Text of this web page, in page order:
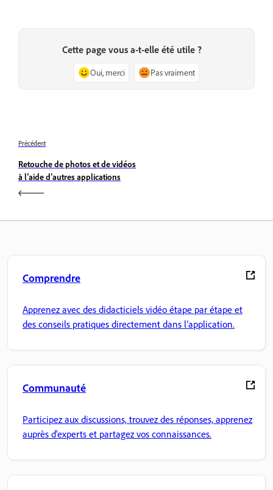
Cette page vous a-t-elle été utile ?
Oui, merci Pas vraiment
Précédent
Retouche de photos et de vidéos
à l’aide d’autres applications
Comprendre
Apprenez avec des didacticiels vidéo étape par étape et
des conseils pratiques directement dans l’application.
Communauté
Participez aux discussions, trouvez des réponses, apprenez
auprès d'experts et partagez vos connaissances.